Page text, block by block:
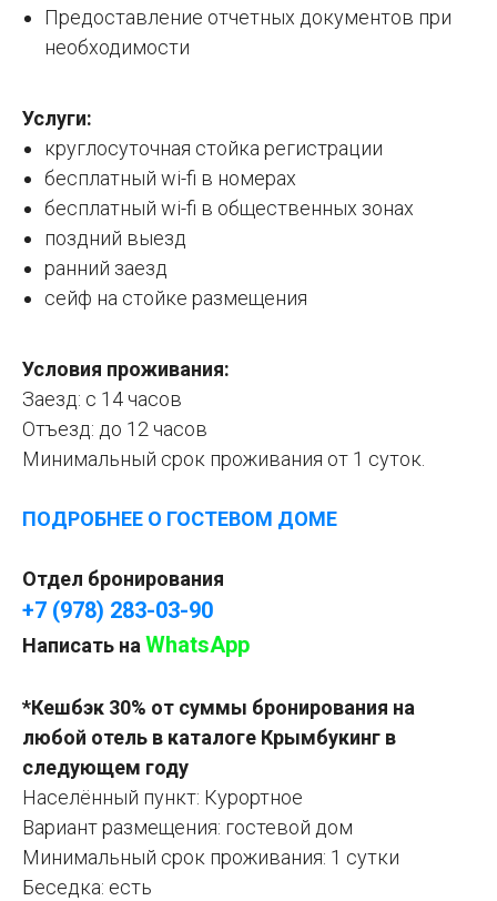
Предоставление отчетных документов при
необходимости
Услуги:
круглосуточная стойка регистрации
бесплатный wi-fi в номерах
бесплатный wi-fi в общественных зонах
поздний выезд
ранний заезд
сейф на стойке размещения
Условия проживания:
Заезд: с 14 часов
Отъезд: до 12 часов
Минимальный срок проживания от 1 суток.
ПОДРОБНЕЕ О ГОСТЕВОМ ДОМЕ
Отдел бронирования
+7 (978) 283-03-90
Написать наWhatsApp
*Кешбэк 30% от суммы бронирования на
любой отель в каталоге Крымбукинг в
следующем году
Населённый пункт: Курортное
Вариант размещения: гостевой дом
Минимальный срок проживания: 1 сутки
Беседка: есть